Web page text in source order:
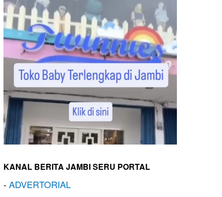
KANAL BERITA JAMBI SERU PORTAL
-ADVERTORIAL